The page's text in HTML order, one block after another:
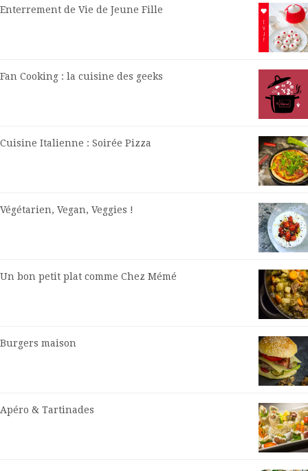
Enterrement de Vie de Jeune Fille
Fan Cooking : la cuisine des geeks
Cuisine Italienne : Soirée Pizza
Végétarien, Vegan, Veggies !
Un bon petit plat comme Chez Mémé
Burgers maison
Apéro & Tartinades